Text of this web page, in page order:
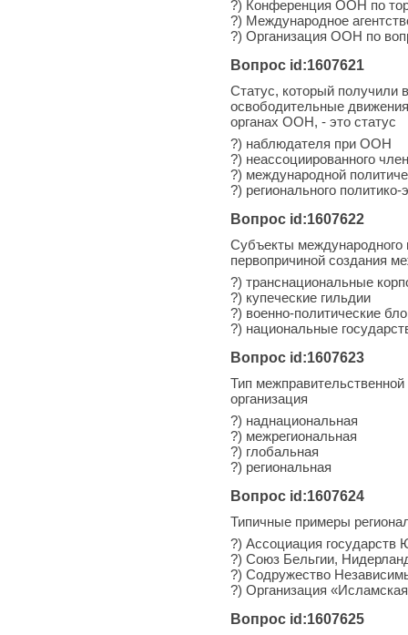
?) Конференция ООН по
?) Международное
?) Организация ООН по
Вопрос id:1607621
Статус, который получили
освободительные
органах ООН, - это статус
?) наблюдателя при ООН
?) неассоциированного
?) международной
?) регионального
Вопрос id:1607622
Субъекты международного
первопричиной создания
?) транснациональные
?) купеческие гильдии
?) военно-политические
?) национальные
Вопрос id:1607623
Тип
организация
?) наднациональная
?) межрегиональная
?) глобальная
?) региональная
Вопрос id:1607624
Типичные примеры
?) Ассоциация
?) Союз Бельгии,
?) Содружество
?) Организация
Вопрос id:1607625